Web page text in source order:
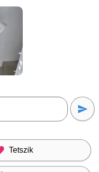
Tetszik